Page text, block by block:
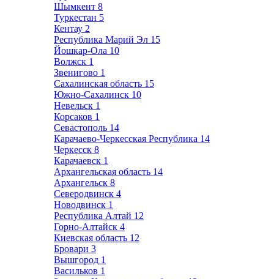
Шымкент 8
Туркестан 5
Кентау 2
Республика Марий Эл 15
Йошкар-Ола 10
Волжск 1
Звенигово 1
Сахалинская область 15
Южно-Сахалинск 10
Невельск 1
Корсаков 1
Севастополь 14
Карачаево-Черкесская Республика 14
Черкесск 8
Карачаевск 1
Архангельская область 14
Архангельск 8
Северодвинск 4
Новодвинск 1
Республика Алтай 12
Горно-Алтайск 4
Киевская область 12
Бровари 3
Вышгород 1
Васильков 1